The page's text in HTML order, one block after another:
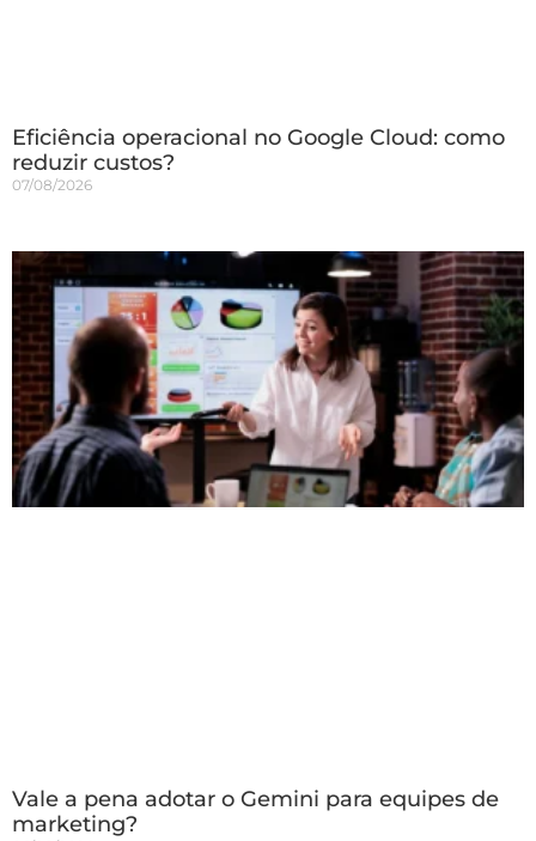
Eficiência operacional no Google Cloud: como
reduzir custos?
07/08/2026
Vale a pena adotar o Gemini para equipes de
marketing?